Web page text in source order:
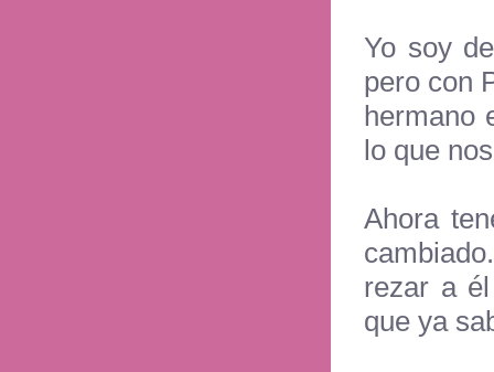
Yo soy
pero con
hermano
lo que
Ahora
rezar a
que ya